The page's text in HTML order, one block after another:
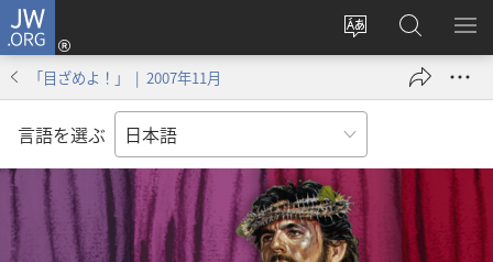
JW.ORG
サ
ト
の
言
語
を
変
ロ
グ
ン
し
い
タ
ブ
JW.ORG
の
検
メ
を
「目ざめよ！」 | 2007年11月
言語を選ぶ